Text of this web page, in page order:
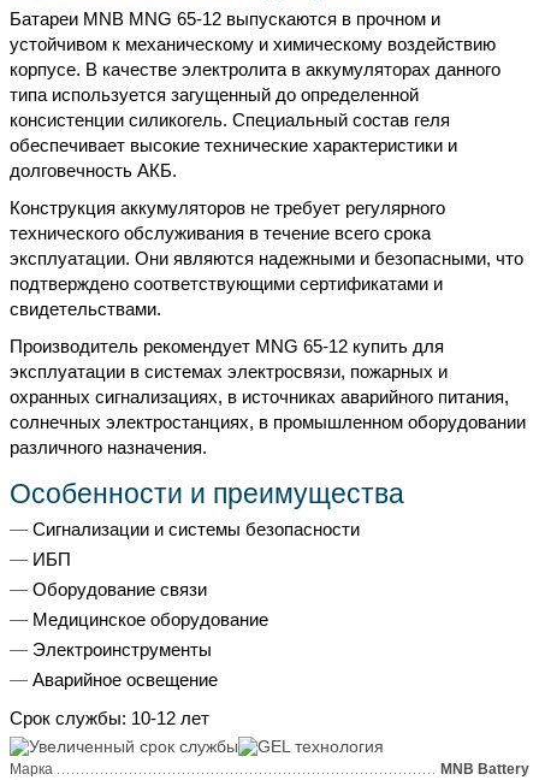
Батареи MNB MNG 65-12 выпускаются в прочном и
устойчивом к механическому и химическому воздействию
корпусе. В качестве электролита в аккумуляторах данного
типа используется загущенный до определенной
консистенции силикогель. Специальный состав геля
обеспечивает высокие технические характеристики и
долговечность АКБ.
Конструкция аккумуляторов не требует регулярного
технического обслуживания в течение всего срока
эксплуатации. Они являются надежными и безопасными, что
подтверждено соответствующими сертификатами и
свидетельствами.
Производитель рекомендует MNG 65-12 купить для
эксплуатации в системах электросвязи, пожарных и
охранных сигнализациях, в источниках аварийного питания,
солнечных электростанциях, в промышленном оборудовании
различного назначения.
Особенности и преимущества
Сигнализации и системы безопасности
ИБП
Оборудование связи
Медицинское оборудование
Электроинструменты
Аварийное освещение
Срок службы: 10-12 лет
Марка MNB Battery